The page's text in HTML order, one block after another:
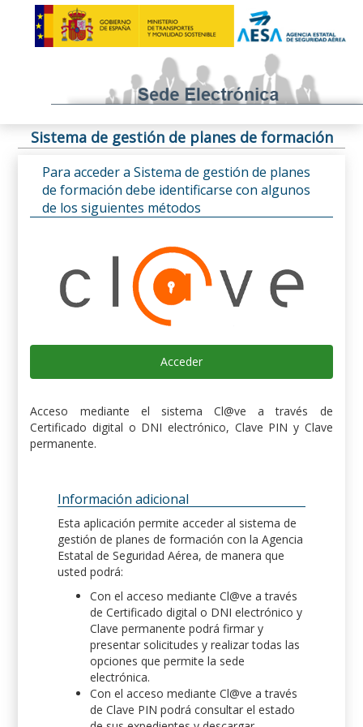
Sistema de gestión de planes de formación
Para acceder a Sistema de gestión de planes
de formación debe identificarse con algunos
de los siguientes métodos
Acceder
Acceso mediante el sistema Cl@ve a través de
Certificado digital o DNI electrónico, Clave PIN y Clave
permanente.
Información adicional
Esta aplicación permite acceder al sistema de
gestión de planes de formación con la Agencia
Estatal de Seguridad Aérea, de manera que
usted podrá:
Con el acceso mediante Cl@ve a través
de Certificado digital o DNI electrónico y
Clave permanente podrá firmar y
presentar solicitudes y realizar todas las
opciones que permite la sede
electrónica.
Con el acceso mediante Cl@ve a través
de Clave PIN podrá consultar el estado